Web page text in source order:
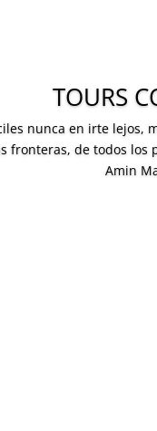
TOURS
nunca en irte lejos,
fronteras, de todos los
Amin